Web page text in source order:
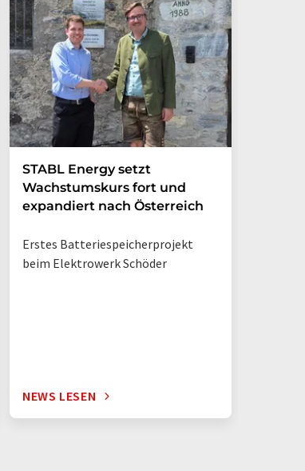
STABL Energy setzt
Wachstumskurs fort und
expandiert nach Österreich
Erstes Batteriespeicherprojekt
beim Elektrowerk Schöder
NEWS LESEN